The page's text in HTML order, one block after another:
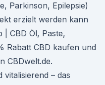
Parkinson, Epilepsie)
erzielt werden kann
| CBD Öl, Paste,
Rabatt CBD kaufen und
CBDwelt.de.
– das